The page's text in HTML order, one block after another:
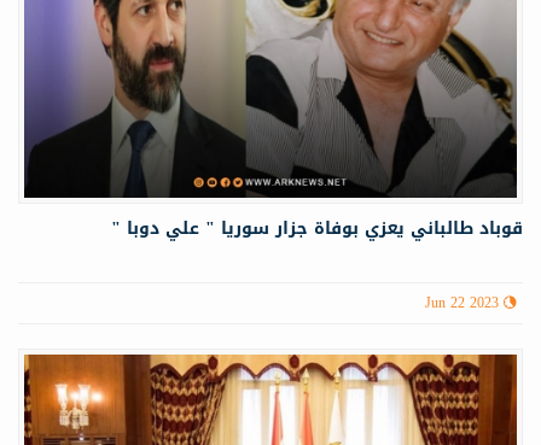
قوباد طالباني يعزي بوفاة جزار سوريا " علي دوبا "
Jun 22 2023